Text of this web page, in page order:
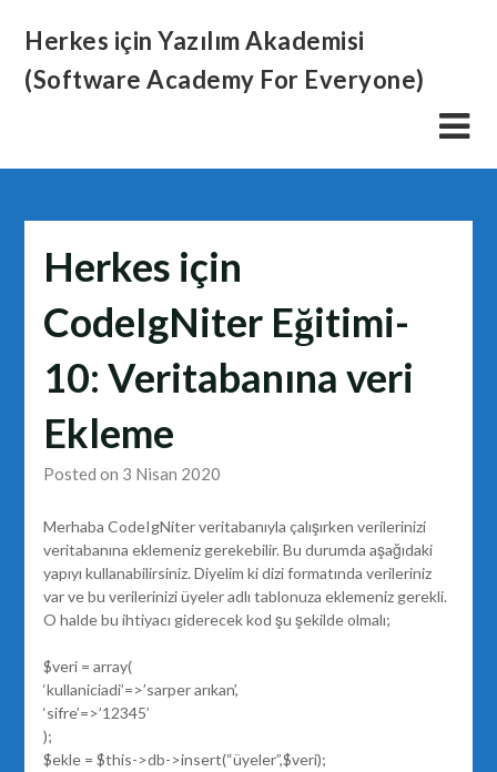
content
Herkes için Yazılım Akademisi
(Software Academy For Everyone)
Herkes için
CodeIgNiter Eğitimi-
10: Veritabanına veri
Ekleme
Posted on 3 Nisan 2020
Merhaba CodeIgNiter veritabanıyla çalışırken verilerinizi
veritabanına eklemeniz gerekebilir. Bu durumda aşağıdaki
yapıyı kullanabilirsiniz. Diyelim ki dizi formatında verileriniz
var ve bu verilerinizi üyeler adlı tablonuza eklemeniz gerekli.
O halde bu ihtiyacı giderecek kod şu şekilde olmalı;
$veri = array(
‘kullaniciadi’=>’sarper arıkan’,
‘sifre’=>’12345’
);
$ekle = $this->db->insert(“üyeler”,$veri);